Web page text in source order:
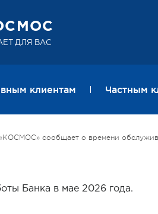
ДЛЯ ВАС
клиентам Частным
сообщает о времени
Банка в мае 2026